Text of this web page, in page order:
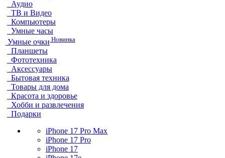
Аудио
ТВ и Видео
Компьютеры
Умные часы
Умные очки Новинка
Планшеты
Фототехника
Аксессуары
Бытовая техника
Товары для дома
Красота и здоровье
Хобби и развлечения
Подарки
iPhone 17 Pro Max
iPhone 17 Pro
iPhone 17